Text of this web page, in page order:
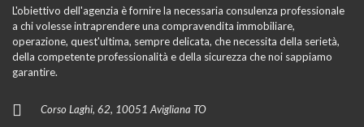
L'obiettivo dell'agenzia è fornire la necessaria consulenza professionale
a chi volesse intraprendere una compravendita immobiliare,
operazione, quest'ultima, sempre delicata, che necessita della serietà,
della competente professionalità e della sicurezza che noi sappiamo
garantire.
Corso Laghi, 62, 10051 Avigliana TO